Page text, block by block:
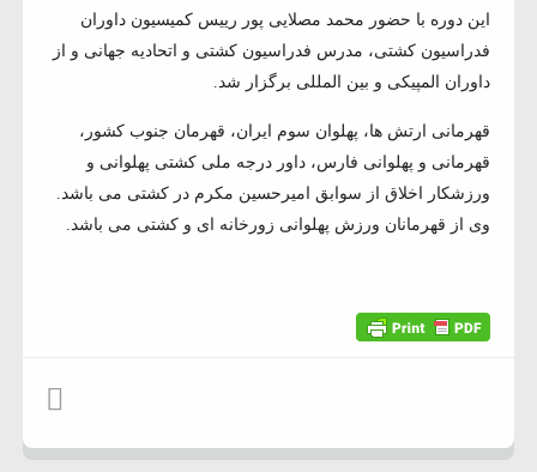
این دوره با حضور محمد مصلایی پور رییس کمیسیون داوران
فدراسیون کشتی، مدرس فدراسیون کشتی و اتحادیه جهانی و از
داوران المپیکی و بین المللی برگزار شد.
قهرمانی ارتش ها، پهلوان سوم ایران، قهرمان جنوب کشور،
قهرمانی و پهلوانی فارس، داور درجه ملی کشتی پهلوانی و
ورزشکار اخلاق از سوابق امیرحسین مکرم در کشتی می باشد.
وی از قهرمانان ورزش پهلوانی زورخانه ای و کشتی می باشد.